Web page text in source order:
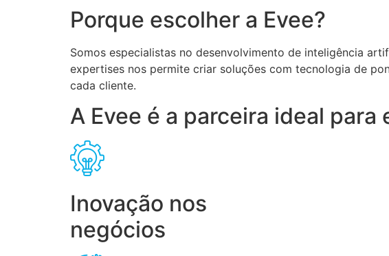
Porque escolher a Evee?
Somos especialistas no desenvolvimento de inteligência
expertises nos permite criar soluções com tecnologia de
cada cliente.
A Evee é a parceira ideal
Inovação nos
negócios